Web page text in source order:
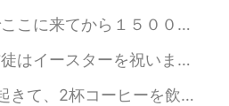
２年間持っていたので、 HelloTalkを６年以上使用しています（長い休憩あり） つい最近、HelloTalkをよ...
ーチの飾りは一番面白い部分です😋人は正教会のイースターが好きです✨この日の後、天気が良くなると人は信じて...
。 新しいビデオまだ終わらなかったけど「ちょっと完璧主義だから 笑」 すぐに投稿したい！ あなた達は何か...